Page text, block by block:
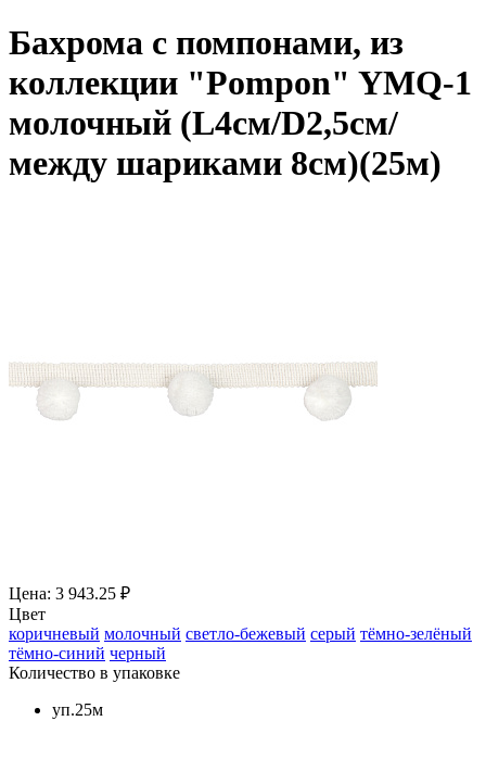
Бахрома с помпонами, из
коллекции "Pompon" YMQ-1
молочный (L4см/D2,5см/
между шариками 8см)(25м)
Цена: 3 943.25 ₽
Цвет
коричневый молочный светло-бежевый серый тёмно-зелёный
тёмно-синий черный
Количество в упаковке
уп.25м